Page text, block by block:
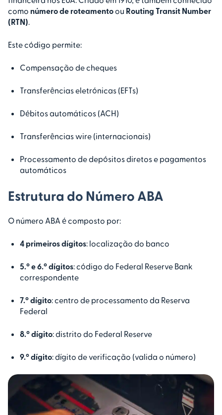
como número de roteamentoou Routing Transit Number
(RTN).
Este código permite:
Compensação de cheques
Transferências eletrónicas (EFTs)
Débitos automáticos (ACH)
Transferências wire (internacionais)
Processamento de depósitos diretos e pagamentos
automáticos
Estrutura do Número ABA
O número ABA é composto por:
4 primeiros dígitos: localização do banco
5.º e 6.º dígitos: código do Federal Reserve Bank
correspondente
7.º dígito: centro de processamento da Reserva
Federal
8.º dígito: distrito do Federal Reserve
9.º dígito: dígito de verificação (valida o número)